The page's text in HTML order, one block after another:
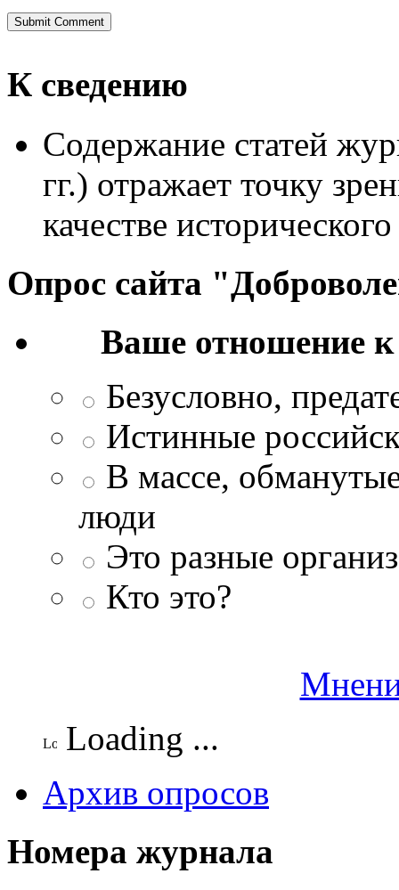
К сведению
Содержание статей
гг.) отражает точку
качестве
Опрос сайта
Ваше отношение
Безусловно,
Истинные
В массе,
люди
Это разные
Кто это?
Loading ...
Архив опросов
Номера журнала